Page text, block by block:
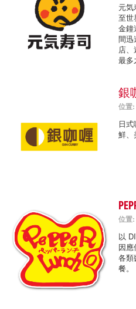
元
至世
金鐘
間迅
店
最多
銀
位置
日
鮮、
位置
以
因
各類
餐。